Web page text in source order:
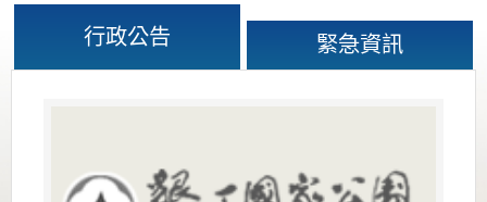
行政公告 緊急資訊